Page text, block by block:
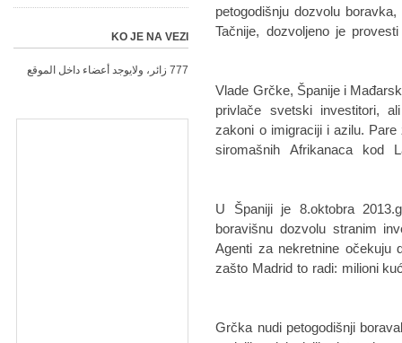
petogodišnju dozvolu
Tačnije, dozvoljeno je
Vlade Grčke, Španije i
privlače svetski investitori,
zakoni o imigraciji i azilu.
siromašnih Afrikanaca kod
U Španiji je 8.oktobra
boravišnu dozvolu stranim
Agenti za nekretnine očekuju
zašto Madrid to radi: milioni
Grčka nudi petogodišnji
KO JE NA VEZI
777 زائر، ولايوجد أعضاء داخل الموقع